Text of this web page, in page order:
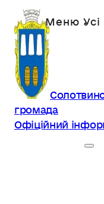
громада
Офіційний